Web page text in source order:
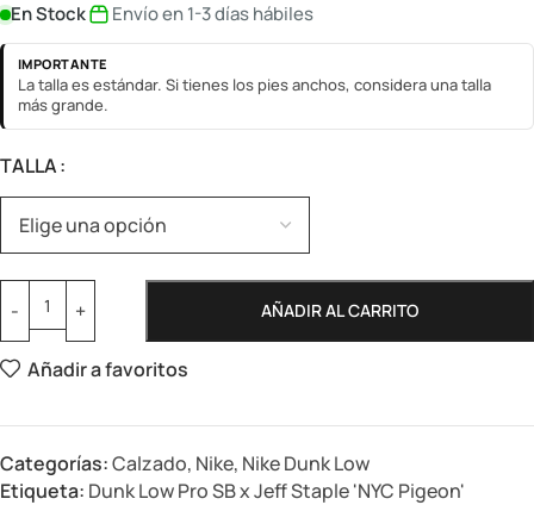
En Stock Envío en 1-3 días hábiles
IMPORTANTE
La talla es estándar. Si tienes los pies anchos, considera una talla
más grande.
TALLA
AÑADIR AL CARRITO
Añadir a favoritos
Categorías:Calzado, Nike, Nike Dunk Low
Etiqueta: Dunk Low Pro SB x Jeff Staple 'NYC Pigeon'